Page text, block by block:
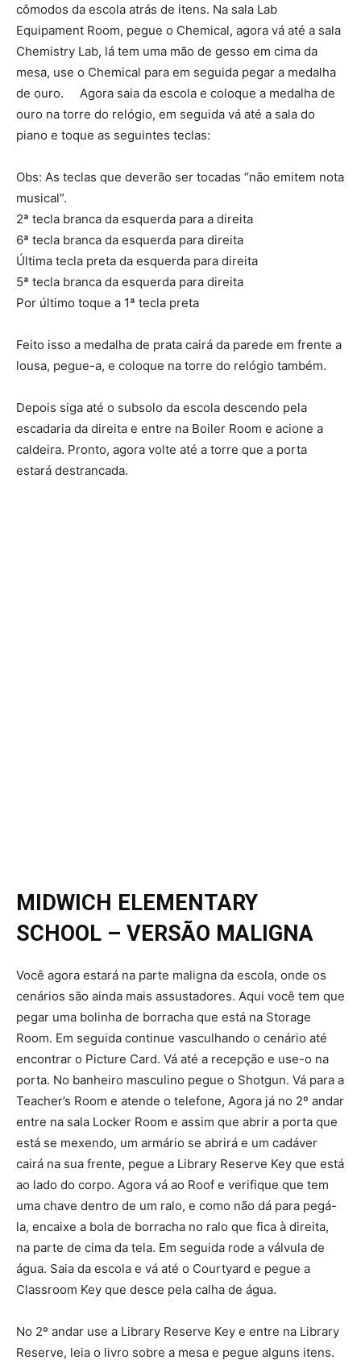
cômodos da escola atrás de itens. Na sala Lab
Equipament Room, pegue o Chemical, agora vá até a sala
Chemistry Lab, lá tem uma mão de gesso em cima da
mesa, use o Chemical para em seguida pegar a medalha
de ouro. Agora saia da escola e coloque a medalha de
ouro na torre do relógio, em seguida vá até a sala do
piano e toque as seguintes teclas:
Obs: As teclas que deverão ser tocadas “não emitem nota
musical”.
2ª tecla branca da esquerda para a direita
6ª tecla branca da esquerda para direita
Última tecla preta da esquerda para direita
5ª tecla branca da esquerda para direita
Por último toque a 1ª tecla preta
Feito isso a medalha de prata cairá da parede em frente a
lousa, pegue-a, e coloque na torre do relógio também.
Depois siga até o subsolo da escola descendo pela
escadaria da direita e entre na Boiler Room e acione a
caldeira. Pronto, agora volte até a torre que a porta
estará destrancada.
MIDWICH ELEMENTARY
SCHOOL – VERSÃO MALIGNA
Você agora estará na parte maligna da escola, onde os
cenários são ainda mais assustadores. Aqui você tem que
pegar uma bolinha de borracha que está na Storage
Room. Em seguida continue vasculhando o cenário até
encontrar o Picture Card. Vá até a recepção e use-o na
porta. No banheiro masculino pegue o Shotgun. Vá para a
Teacher’s Room e atende o telefone, Agora já no 2º andar
entre na sala Locker Room e assim que abrir a porta que
está se mexendo, um armário se abrirá e um cadáver
cairá na sua frente, pegue a Library Reserve Key que está
ao lado do corpo. Agora vá ao Roof e verifique que tem
uma chave dentro de um ralo, e como não dá para pegá-
la, encaixe a bola de borracha no ralo que fica à direita,
na parte de cima da tela. Em seguida rode a válvula de
água. Saia da escola e vá até o Courtyard e pegue a
Classroom Key que desce pela calha de água.
No 2º andar use a Library Reserve Key e entre na Library
Reserve, leia o livro sobre a mesa e pegue alguns itens.